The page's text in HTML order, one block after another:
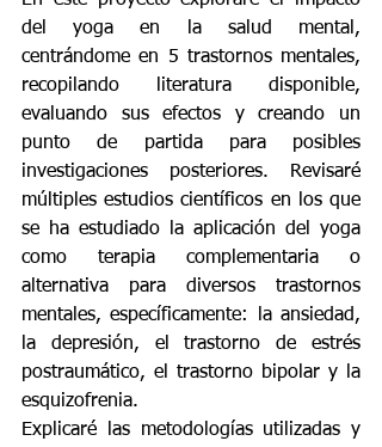
del yoga en la salud mental,
centrándome en 5 trastornos mentales,
recopilando literatura disponible,
evaluando sus efectos y creando un
punto de partida para posibles
investigaciones posteriores. Revisaré
múltiples estudios científicos en los que
se ha estudiado la aplicación del yoga
como terapia complementaria o
alternativa para diversos trastornos
mentales, específicamente: la ansiedad,
la depresión, el trastorno de estrés
postraumático, el trastorno bipolar y la
esquizofrenia.
Explicaré las metodologías utilizadas y